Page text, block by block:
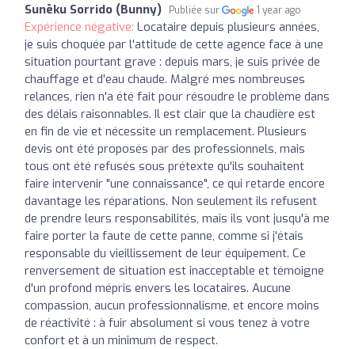
Sunēku Sorrido (Bunny) Publiée sur 1 year ago
Expérience négative: Locataire depuis plusieurs années,
je suis choquée par l'attitude de cette agence face à une
situation pourtant grave : depuis mars, je suis privée de
chauffage et d'eau chaude. Malgré mes nombreuses
relances, rien n'a été fait pour résoudre le problème dans
des délais raisonnables. Il est clair que la chaudière est
en fin de vie et nécessite un remplacement. Plusieurs
devis ont été proposés par des professionnels, mais
tous ont été refusés sous prétexte qu'ils souhaitent
faire intervenir "une connaissance", ce qui retarde encore
davantage les réparations. Non seulement ils refusent
de prendre leurs responsabilités, mais ils vont jusqu'à me
faire porter la faute de cette panne, comme si j'étais
responsable du vieillissement de leur équipement. Ce
renversement de situation est inacceptable et témoigne
d'un profond mépris envers les locataires. Aucune
compassion, aucun professionnalisme, et encore moins
de réactivité : à fuir absolument si vous tenez à votre
confort et à un minimum de respect.